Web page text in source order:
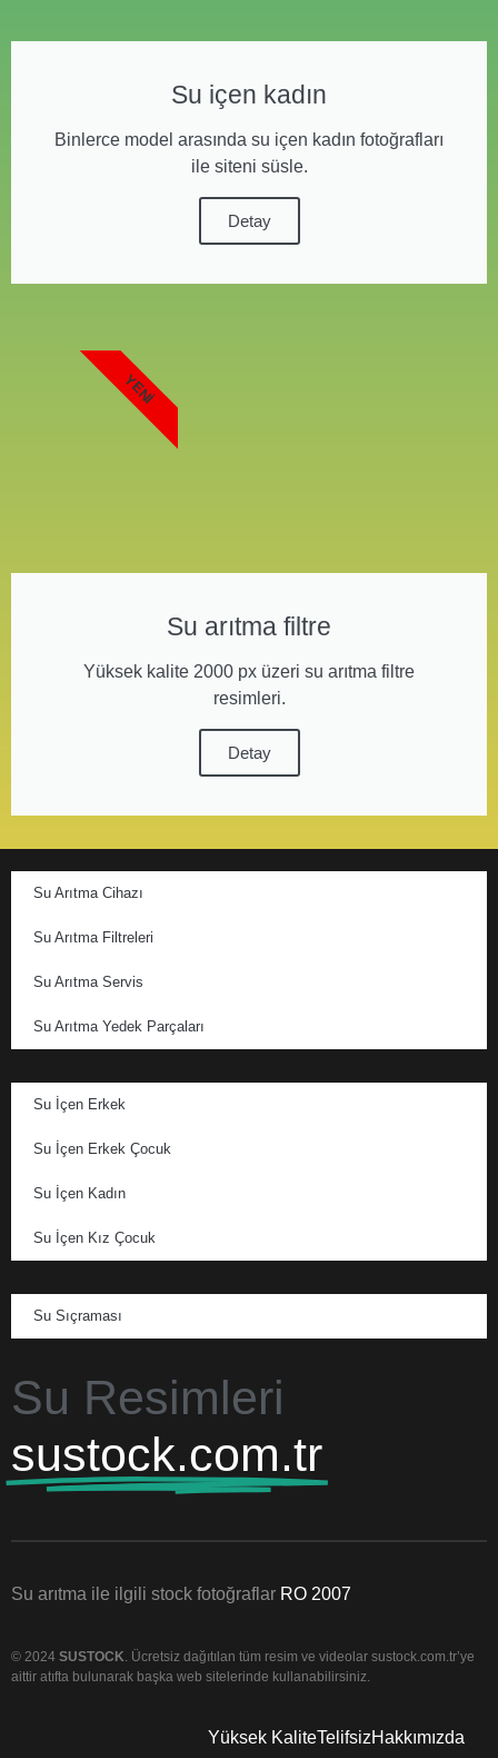
Su içen kadın
Binlerce model arasında su içen kadın fotoğrafları
ile siteni süsle.
Detay
Su arıtma filtre
Yüksek kalite 2000 px üzeri su arıtma filtre
resimleri.
Detay
YENI
Su Arıtma Cihazı
Su Arıtma Filtreleri
Su Arıtma Servis
Su Arıtma Yedek Parçaları
Su İçen Erkek
Su İçen Erkek Çocuk
Su İçen Kadın
Su İçen Kız Çocuk
Su Sıçraması
Su Resimleri
sustock.com.tr
Su arıtma ile ilgili stock fotoğraflar RO 2007
© 2024 SUSTOCK . Ücretsiz dağıtılan tüm resim ve videolar sustock.com.tr’ye
aittir atıfta bulunarak başka web sitelerinde kullanabilirsiniz.
Yüksek KaliteTelifsizHakkımızda